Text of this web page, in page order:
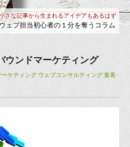
さな記事から生まれるアイデアもあるはず
ェブ担当初心者の１分を奪うコラム
ウンドマーケティング
ケティング ウェブコンサルティング 集客･